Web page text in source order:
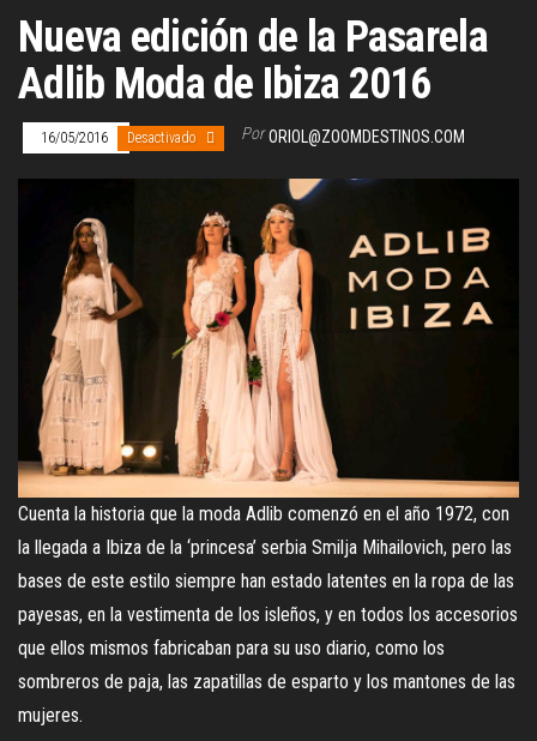
Nueva edición de la Pasarela
Adlib Moda de Ibiza 2016
16/05/2016 Desactivado Por ORIOL@ZOOMDESTINOS.COM
Cuenta la historia que la moda Adlib comenzó en el año 1972, con
la llegada a Ibiza de la ‘princesa’ serbia Smilja Mihailovich, pero las
bases de este estilo siempre han estado latentes en la ropa de las
payesas, en la vestimenta de los isleños, y en todos los accesorios
que ellos mismos fabricaban para su uso diario, como los
sombreros de paja, las zapatillas de esparto y los mantones de las
mujeres.